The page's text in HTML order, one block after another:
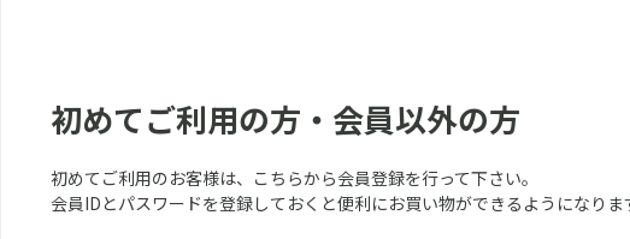
初めてご利用の方・会員以外の方
初めてご利用のお客様は、こちらから会員登録を行って下さい。
会員IDとパスワードを登録しておくと便利にお買い物ができるようになりま